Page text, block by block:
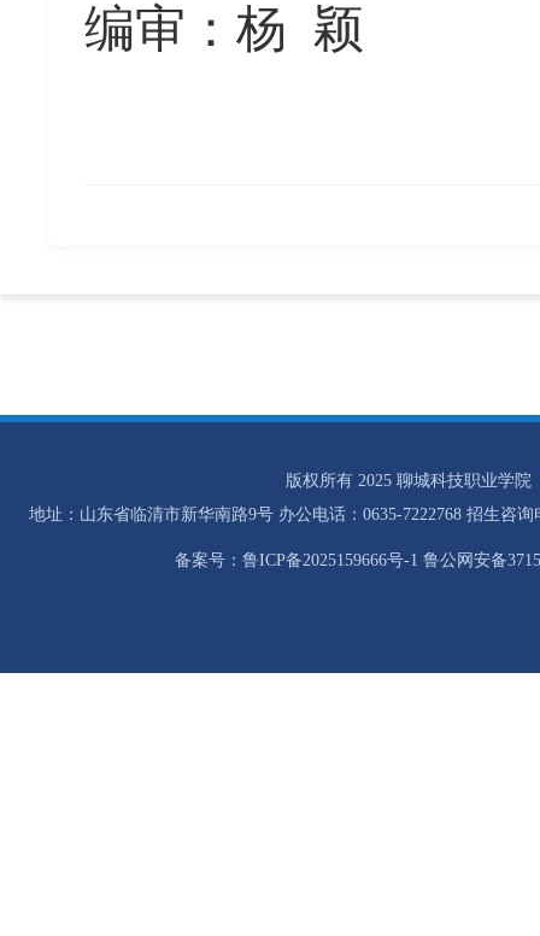
编审：杨 颖
版权所有 2025 聊城科技职业学院
地址：山东省临清市新华南路9号 办公电话：0635-7222768 招生咨询
备案号：鲁ICP备2025159666号-1 鲁公网安备